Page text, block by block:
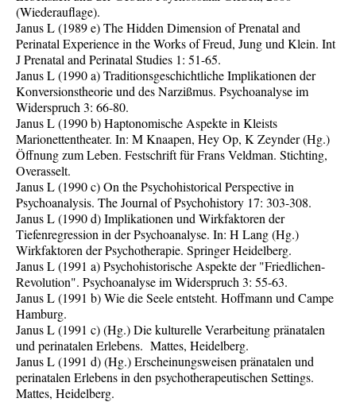
(Wiederauflage).
Janus L (1989 e) The Hidden Dimension of Prenatal and
Perinatal Experience in the Works of Freud, Jung und Klein. Int
J Prenatal and Perinatal Studies 1: 51-65.
Janus L (1990 a) Traditionsgeschichtliche Implikationen der
Konversionstheorie und des Narzißmus. Psychoanalyse im
Widerspruch 3: 66-80.
Janus L (1990 b) Haptonomische Aspekte in Kleists
Marionettentheater. In: M Knaapen, Hey Op, K Zeynder (Hg.)
Öffnung zum Leben. Festschrift für Frans Veldman. Stichting,
Overasselt.
Janus L (1990 c) On the Psychohistorical Perspective in
Psychoanalysis. The Journal of Psychohistory 17: 303-308.
Janus L (1990 d) Implikationen und Wirkfaktoren der
Tiefenregression in der Psychoanalyse. In: H Lang (Hg.)
Wirkfaktoren der Psychotherapie. Springer Heidelberg.
Janus L (1991 a) Psychohistorische Aspekte der "Friedlichen-
Revolution". Psychoanalyse im Widerspruch 3: 55-63.
Janus L (1991 b) Wie die Seele entsteht. Hoffmann und Campe
Hamburg.
Janus L (1991 c) (Hg.) Die kulturelle Verarbeitung pränatalen
und perinatalen Erlebens. Mattes, Heidelberg.
Janus L (1991 d) (Hg.) Erscheinungsweisen pränatalen und
perinatalen Erlebens in den psychotherapeutischen Settings.
Mattes, Heidelberg.